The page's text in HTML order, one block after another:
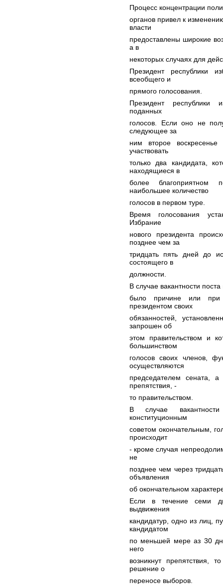
Процесс концентрации
органов привел к
власти
предоставлены широкие
а в
некоторых случаях для
Президент республики
всеобщего и
прямого голосования.
Президент республики
поданных
голосов. Если оно не
следующее за
ним второе
участвовать
только два кандидата,
находящиеся в
более благоприятном
наибольшее количество
голосов в первом туре.
Время голосования
Избрание
нового президента
позднее чем за
тридцать пять дней до
состоящего в
должности.
В случае вакантности
было причине или при
президентом своих
обязанностей,
запрошен об
этом правительством и
большинством
голосов своих членов,
осуществляются
председателем сената,
препятствия, -
то правительством.
В случае
конституционным
советом окончательным,
происходит
- кроме случая
не
позднее чем через
объявления
об окончательном
Если в течение семи
выдвижения
кандидатур, одно из лиц,
кандидатом
по меньшей мере аз 30
него
возникнут препятствия,
решение о
переносе выборов.